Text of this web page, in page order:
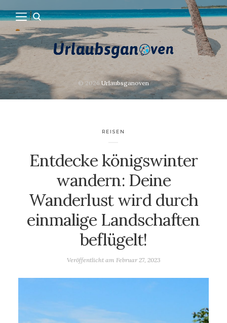
© 2026 Urlaubsganoven
REISEN
Entdecke königswinter
wandern: Deine
Wanderlust wird durch
einmalige Landschaften
beflügelt!
Veröffentlicht am Februar 27, 2023